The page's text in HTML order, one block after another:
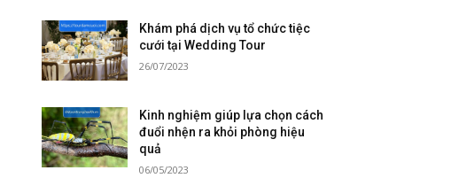
Khám phá dịch vụ tổ chức tiệc
cưới tại Wedding Tour
26/07/2023
Kinh nghiệm giúp lựa chọn cách
đuổi nhện ra khỏi phòng hiệu
quả
06/05/2023